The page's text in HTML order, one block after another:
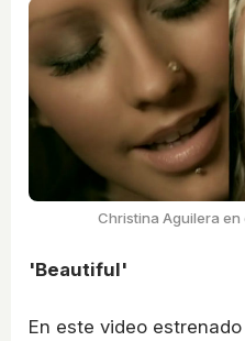
Christina Aguilera
'Beautiful'
En este video